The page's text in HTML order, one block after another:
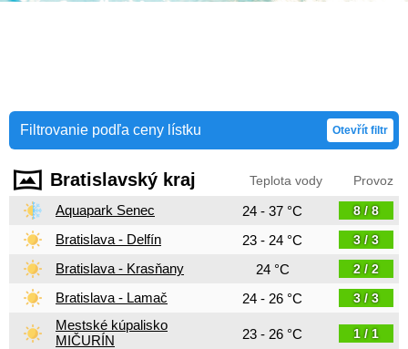
Filtrovanie podľa ceny lístku Otevřít filtr
Bratislavský kraj Teplota vody Provoz
Aquapark Senec 24 - 37 °C 8 / 8
Bratislava - Delfín 23 - 24 °C 3 / 3
Bratislava - Krasňany 24 °C 2 / 2
Bratislava - Lamač 24 - 26 °C 3 / 3
Mestské kúpalisko
MIČURÍN
23 - 26 °C 1 / 1